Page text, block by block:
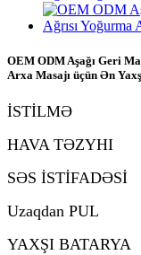
OEM ODM Aşağı Geri
Arxa Masajı üçün Ən
İSTİLMƏ
HAVA TƏZYHI
SƏS İSTİFADƏSİ
Uzaqdan PUL
YAXŞI BATARYA